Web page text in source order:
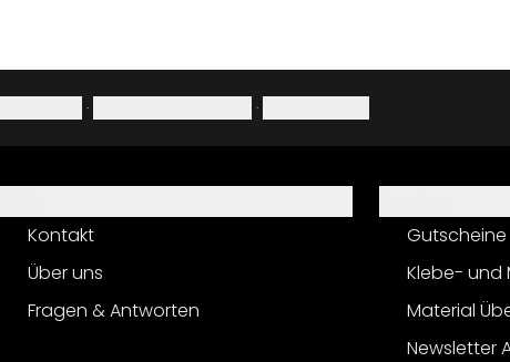
· ·
Kontakt
Über uns
Fragen & Antworten
Gutscheine
Klebe- und
Material
Newsletter